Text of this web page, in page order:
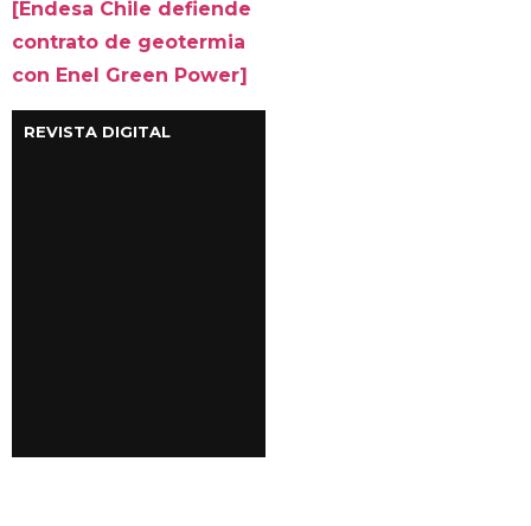
[Endesa Chile defiende
contrato de geotermia
con Enel Green Power]
REVISTA DIGITAL